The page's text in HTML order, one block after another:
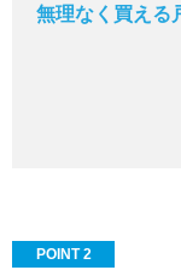
無理なく買える
POINT 2